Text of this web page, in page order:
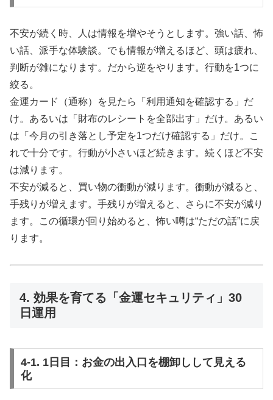
不安が続く時、人は情報を増やそうとします。強い話、怖
い話、派手な体験談。でも情報が増えるほど、頭は疲れ、
判断が雑になります。だから逆をやります。行動を1つに
絞る。
金運カード（通称）を見たら「利用通知を確認する」だ
け。あるいは「財布のレシートを全部出す」だけ。あるい
は「今月の引き落とし予定を1つだけ確認する」だけ。こ
れで十分です。行動が小さいほど続きます。続くほど不安
は減ります。
不安が減ると、買い物の衝動が減ります。衝動が減ると、
手残りが増えます。手残りが増えると、さらに不安が減り
ます。この循環が回り始めると、怖い噂は“ただの話”に戻
ります。
4. 効果を育てる「金運セキュリティ」30
日運用
4-1. 1日目：お金の出入口を棚卸しして見える
化